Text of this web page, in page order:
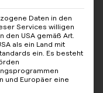
– einmalig
EAN
Daten in den
Services willigen
den USA gemäß Art.
als ein Land mit
ein. Es besteht
und Europäer eine